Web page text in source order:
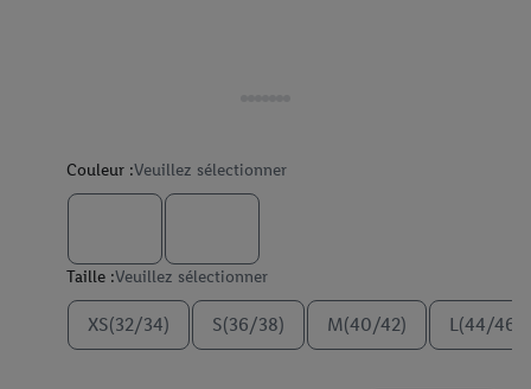
Couleur :Veuillez sélectionner
Taille :Veuillez sélectionner
XS(32/34) S(36/38) M(40/42) L(44/46)